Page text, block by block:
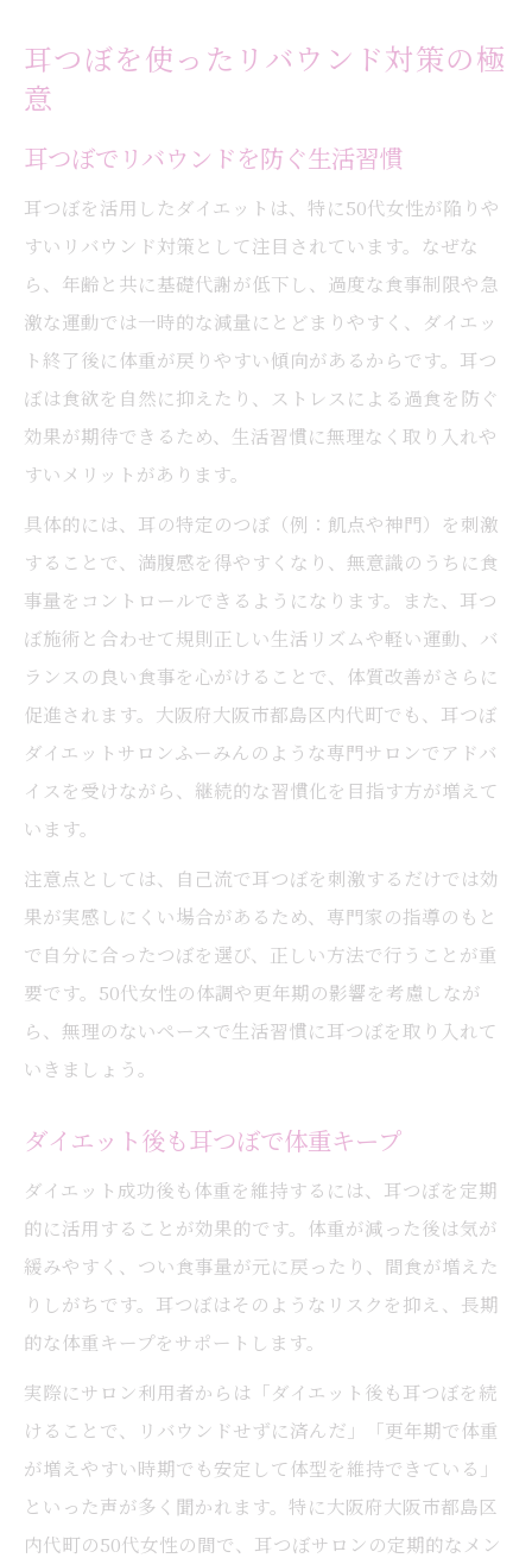
耳つぼを使ったリバウンド対策の極
意
耳つぼでリバウンドを防ぐ生活習慣
耳つぼを活用したダイエットは、特に50代女性が陥りや
すいリバウンド対策として注目されています。なぜな
ら、年齢と共に基礎代謝が低下し、過度な食事制限や急
激な運動では一時的な減量にとどまりやすく、ダイエッ
ト終了後に体重が戻りやすい傾向があるからです。耳つ
ぼは食欲を自然に抑えたり、ストレスによる過食を防ぐ
効果が期待できるため、生活習慣に無理なく取り入れや
すいメリットがあります。
具体的には、耳の特定のつぼ（例：飢点や神門）を刺激
することで、満腹感を得やすくなり、無意識のうちに食
事量をコントロールできるようになります。また、耳つ
ぼ施術と合わせて規則正しい生活リズムや軽い運動、バ
ランスの良い食事を心がけることで、体質改善がさらに
促進されます。大阪府大阪市都島区内代町でも、耳つぼ
ダイエットサロンふーみんのような専門サロンでアドバ
イスを受けながら、継続的な習慣化を目指す方が増えて
います。
注意点としては、自己流で耳つぼを刺激するだけでは効
果が実感しにくい場合があるため、専門家の指導のもと
で自分に合ったつぼを選び、正しい方法で行うことが重
要です。50代女性の体調や更年期の影響を考慮しなが
ら、無理のないペースで生活習慣に耳つぼを取り入れて
いきましょう。
ダイエット後も耳つぼで体重キープ
ダイエット成功後も体重を維持するには、耳つぼを定期
的に活用することが効果的です。体重が減った後は気が
緩みやすく、つい食事量が元に戻ったり、間食が増えた
りしがちです。耳つぼはそのようなリスクを抑え、長期
的な体重キープをサポートします。
実際にサロン利用者からは「ダイエット後も耳つぼを続
けることで、リバウンドせずに済んだ」「更年期で体重
が増えやすい時期でも安定して体型を維持できている」
といった声が多く聞かれます。特に大阪府大阪市都島区
内代町の50代女性の間で、耳つぼサロンの定期的なメン